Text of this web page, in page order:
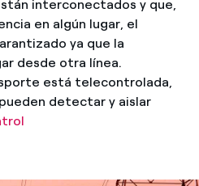
interconectados y que,
en algún lugar, el
ya que la
desde otra línea.
está telecontrolada,
detectar y aislar